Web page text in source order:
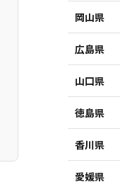
岡山県
広島県
山口県
徳島県
香川県
愛媛県